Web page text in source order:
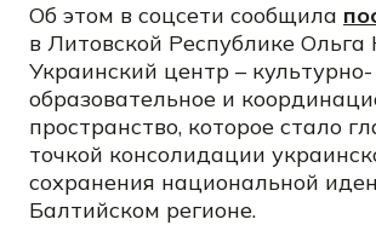
Об этом в соцсети сообщила
в Литовской Республике Ольга
Украинский центр – культурно-
образовательное и
пространство, которое стало
точкой консолидации
сохранения национальной
Балтийском регионе.